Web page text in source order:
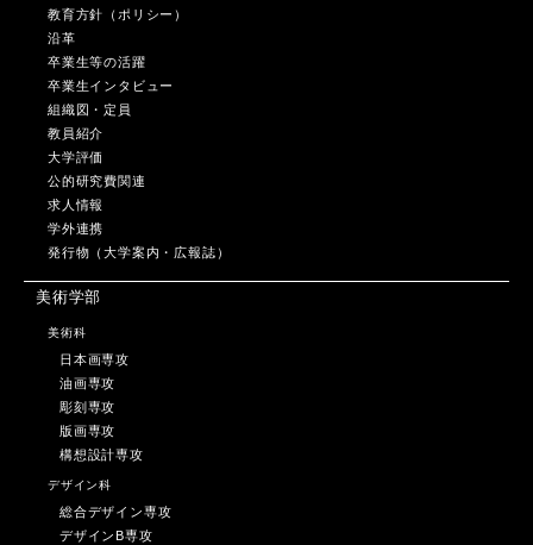
教育方針（ポリシー）
沿革
卒業生等の活躍
卒業生インタビュー
組織図・定員
教員紹介
大学評価
公的研究費関連
求人情報
学外連携
発行物（大学案内・広報誌）
美術学部
美術科
日本画専攻
油画専攻
彫刻専攻
版画専攻
構想設計専攻
デザイン科
総合デザイン専攻
デザインB専攻